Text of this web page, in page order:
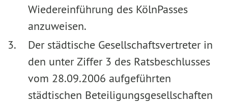
Wiedereinführung des KölnPasses
anzuweisen.
Der städtische Gesellschaftsvertreter in
den unter Ziffer 3 des Ratsbeschlusses
vom 28.09.2006 aufgeführten
städtischen Beteiligungsgesellschaften